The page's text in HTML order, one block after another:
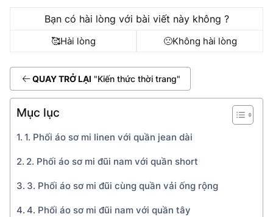
Bạn có hài lòng với bài viết này không ?
🥰Hài lòng 🙁Không hài lòng
QUAY TRỞ LẠI "Kiến thức thời trang"
Mục lục
1. Phối áo sơ mi linen với quần jean dài
2. Phối áo sơ mi đũi nam với quần short
3. Phối áo sơ mi đũi cùng quần vải ống rộng
4. Phối áo sơ mi đũi nam với quần tây